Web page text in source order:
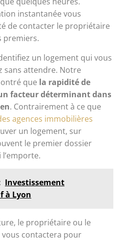
instantanée vous
de contacter le propriétaire
premiers.
un logement qui vous
sans attendre. Notre
que la rapidité de
facteur déterminant dans
. Contrairement à ce que
agences immobilières
un logement, sur
le premier dossier
Investissement
à Lyon
le propriétaire ou le
contactera pour